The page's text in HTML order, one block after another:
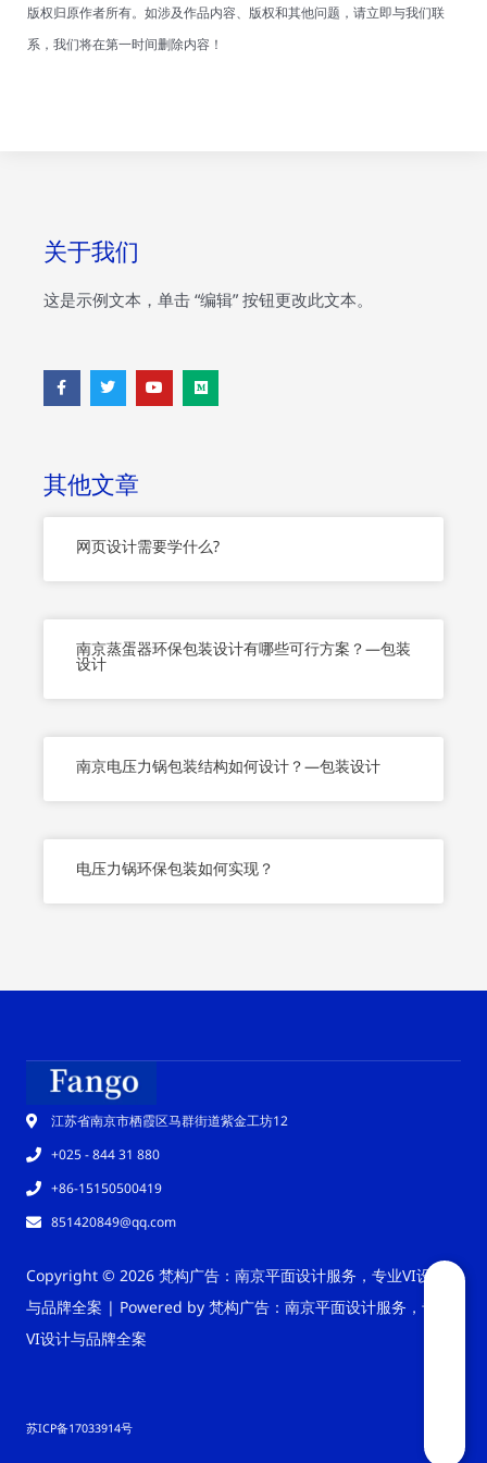
版权归原作者所有。如涉及作品内容、版权和其他问题，请立即与我们联
系，我们将在第一时间删除内容！
关于我们
这是示例文本，单击 “编辑” 按钮更改此文本。
F
a
c
k
-
f
T
w
i
Y
o
u
M
e
d
其他文章
网页设计需要学什么?
南京蒸蛋器环保包装设计有哪些可行方案？—包装
设计
南京电压力锅包装结构如何设计？—包装设计
电压力锅环保包装如何实现？
江苏省南京市栖霞区马群街道紫金工坊12
+025 - 844 31 880
+86-15150500419
851420849@qq.com
Copyright © 2026 梵构广告：南京平面设计服务，专业VI设计
与品牌全案 | Powered by 梵构广告：南京平面设计服务，专业
VI设计与品牌全案
苏ICP备17033914号